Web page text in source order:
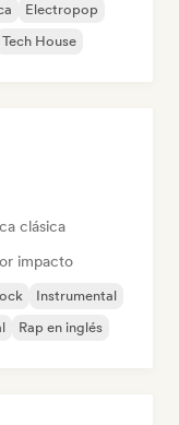
Electropop
Tech House
clásica
impacto
Instrumental
Rap en inglés